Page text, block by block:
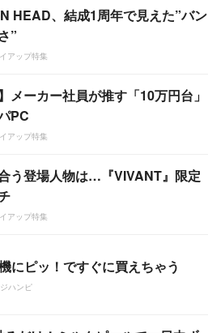
HEAD、結成1周年で見えた”バン
”
アップ特集
メーカー社員が推す「10万円台」
PC
アップ特集
う登場人物は…『VIVANT』限定
アップ特集
にピッ！ですぐに買えちゃう
ジハンピ